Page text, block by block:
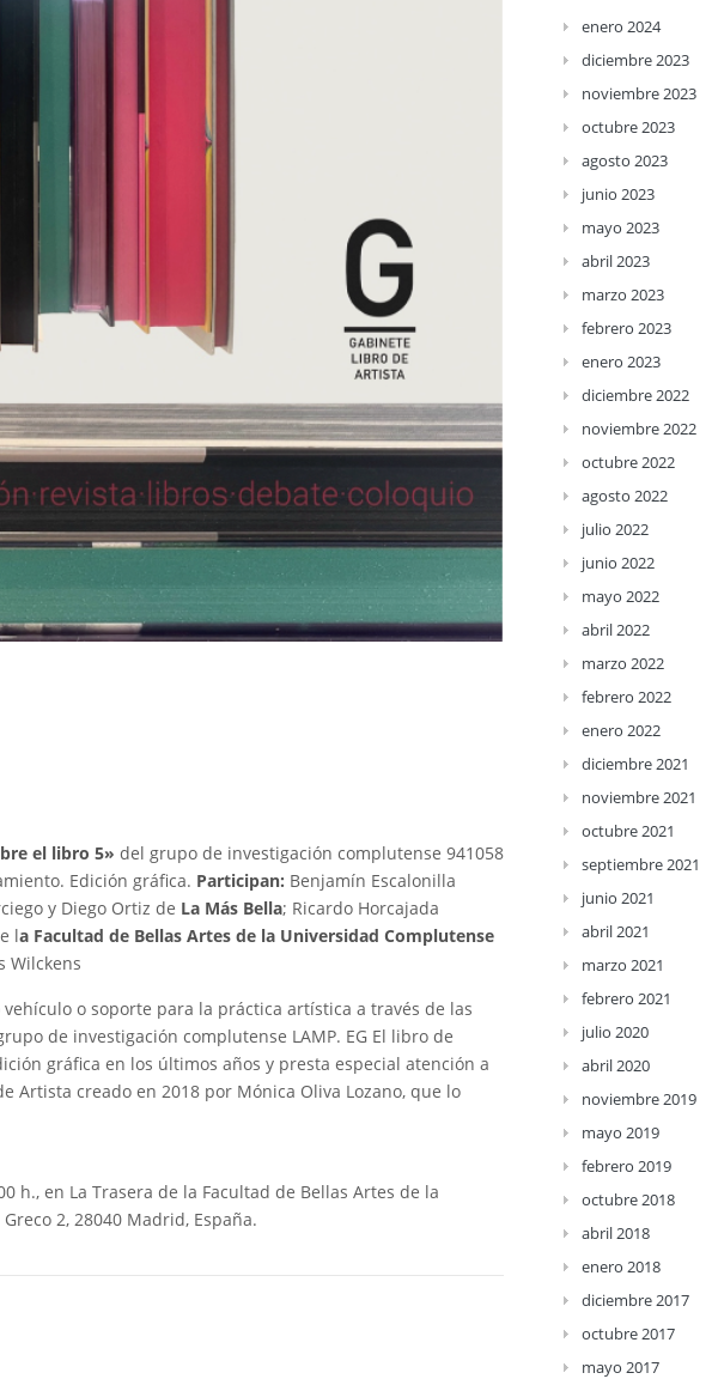
el libro 5» del grupo de investigación complutense 941058
Edición gráfica. Participan: Benjamín Escalonilla
y Diego Ortiz de La Más Bella; Ricardo Horcajada
la Facultad de Bellas Artes de la Universidad Complutense
Wilckens
o soporte para la práctica artística a través de las
de investigación complutense LAMP. EG El libro de
gráfica en los últimos años y presta especial atención a
Artista creado en 2018 por Mónica Oliva Lozano, que lo
h., en La Trasera de la Facultad de Bellas Artes de la
2, 28040 Madrid, España.
enero 2024
diciembre 2023
noviembre 2023
octubre 2023
agosto 2023
junio 2023
mayo 2023
abril 2023
marzo 2023
febrero 2023
enero 2023
diciembre 2022
noviembre 2022
octubre 2022
agosto 2022
julio 2022
junio 2022
mayo 2022
abril 2022
marzo 2022
febrero 2022
enero 2022
diciembre 2021
noviembre 2021
octubre 2021
septiembre 2021
junio 2021
abril 2021
marzo 2021
febrero 2021
julio 2020
abril 2020
noviembre 2019
mayo 2019
febrero 2019
octubre 2018
abril 2018
enero 2018
diciembre 2017
octubre 2017
mayo 2017